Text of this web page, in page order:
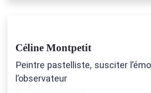
Céline Montpetit
Peintre pastelliste, susciter
l’observateur